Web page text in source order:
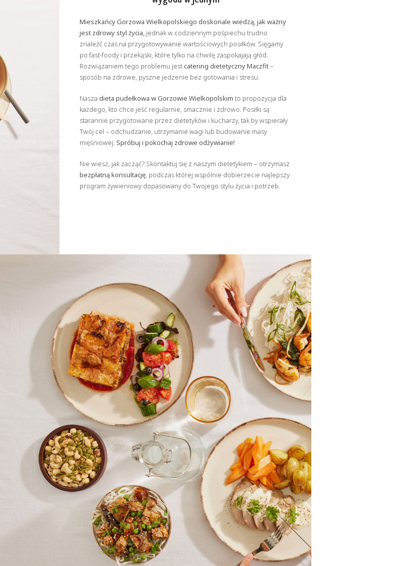
Mieszkańcy Gorzowa Wielkopolskiego doskonale wiedzą, jak ważny
jest zdrowy styl życia, jednak w codziennym pośpiechu trudno
znaleźć czas na przygotowywanie wartościowych posiłków. Sięgamy
po fast-foody i przekąski, które tylko na chwilę zaspokajają głód.
Rozwiązaniem tego problemu jestcatering dietetyczny Maczfit–
sposób na zdrowe, pyszne jedzenie bez gotowania i stresu.
Nasza dieta pudełkowa w Gorzowie Wielkopolskim to propozycja dla
każdego, kto chce jeść regularnie, smacznie i zdrowo. Posiłki są
starannie przygotowane przez dietetyków i kucharzy, tak by wspierały
Twój cel – odchudzanie, utrzymanie wagi lub budowanie masy
mięśniowej. Spróbuj i pokochaj zdrowe odżywianie!
Nie wiesz, jak zacząć? Skontaktuj się z naszym dietetykiem – otrzymasz
bezpłatną konsultację, podczas której wspólnie dobierzecie najlepszy
program żywieniowy dopasowany do Twojego stylu życia i potrzeb.